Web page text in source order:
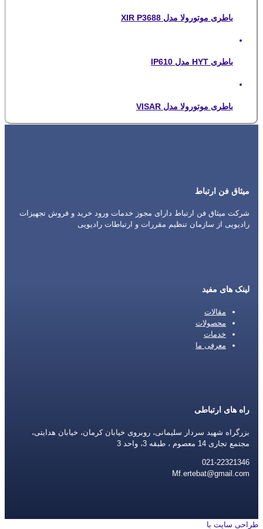
باطری موتورولا مدل XIR P3688
باطری HYT مدل IP610
باطری موتورولا مدل VISAR
میثاق فن ارتباط
شرکت میثاق فن ارتباط دارای مجوز خدمات ورود خرید و فروش تجهیزات
رادیویی از سازمان تنظیم مقررات و ارتباطات رادیویی
لینک های مفید
مقالات
محصولات
خدمات
معرفی ما
راه های ارتباطی
بزرگراه شهید سردار سلیمانی، روبروی خیابان کرمان، خیابان هدایتی،
مجتمع تجاری 14 معصوم ، طبقه 3، واحد 3
021-22321346
Mf.ertebat@gmail.com
طراحی سایت با